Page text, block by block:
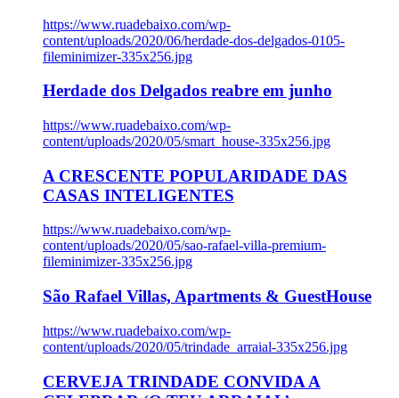
https://www.ruadebaixo.com/wp-
content/uploads/2020/06/herdade-dos-delgados-0105-
fileminimizer-335x256.jpg
Herdade dos Delgados reabre em junho
https://www.ruadebaixo.com/wp-
content/uploads/2020/05/smart_house-335x256.jpg
A CRESCENTE POPULARIDADE DAS
CASAS INTELIGENTES
https://www.ruadebaixo.com/wp-
content/uploads/2020/05/sao-rafael-villa-premium-
fileminimizer-335x256.jpg
São Rafael Villas, Apartments & GuestHouse
https://www.ruadebaixo.com/wp-
content/uploads/2020/05/trindade_arraial-335x256.jpg
CERVEJA TRINDADE CONVIDA A